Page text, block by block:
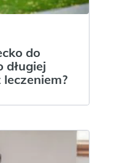
do
długiej